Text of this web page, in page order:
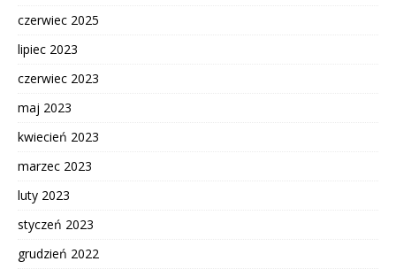
czerwiec 2025
lipiec 2023
czerwiec 2023
maj 2023
kwiecień 2023
marzec 2023
luty 2023
styczeń 2023
grudzień 2022